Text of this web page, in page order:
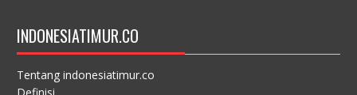
INDONESIATIMUR.CO
Tentang indonesiatimur.co